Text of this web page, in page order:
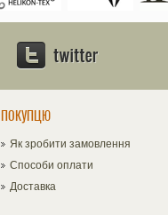
ПОКУПЦЮ
Як зробити замовлення
Способи оплати
Доставка